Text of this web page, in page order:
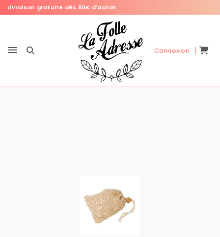
Livraison gratuite dès 80€ d'achat
Connexion